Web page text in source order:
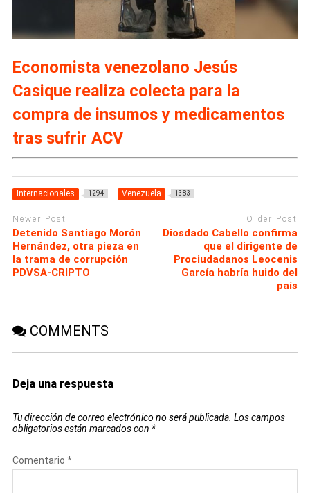
Economista venezolano Jesús
Casique realiza colecta para la
compra de insumos y medicamentos
tras sufrir ACV
Internacionales 1294 Venezuela 1383
Newer Post
Detenido Santiago Morón
Hernández, otra pieza en
la trama de corrupción
PDVSA-CRIPTO
Older Post
Diosdado Cabello confirma
que el dirigente de
Prociudadanos Leocenis
García habría huido del
país
COMMENTS
Deja una respuesta
Tu dirección de correo electrónico no será publicada. Los campos
obligatorios están marcados con *
Comentario *